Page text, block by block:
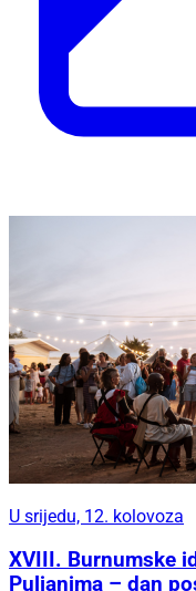
U srijedu, 12. kolovoza
XVIII. Burnumske
Puljanima – dan